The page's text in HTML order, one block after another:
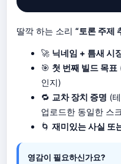
딸깍 하는 소리 “토론 주제
🚀 닉네임 + 틈새 시
🎯 첫 번째 빌드 목표
인지)
🔁 교차 장치 증명 (
업로드한 동일한 스
🌀 재미있는 사실 또
영감이 필요하신가요?